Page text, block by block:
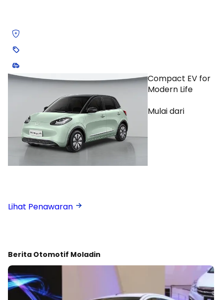
Compact EV for
Modern Life
Mulai dari
Lihat Penawaran
Berita Otomotif Moladin